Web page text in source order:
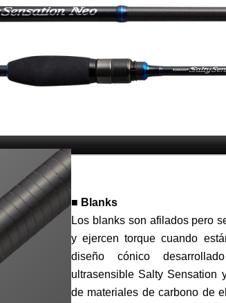
■ Blanks
Los blanks son afilados pero
y ejercen torque cuando
diseño cónico
ultrasensible Salty Sensation
de materiales de carbono de